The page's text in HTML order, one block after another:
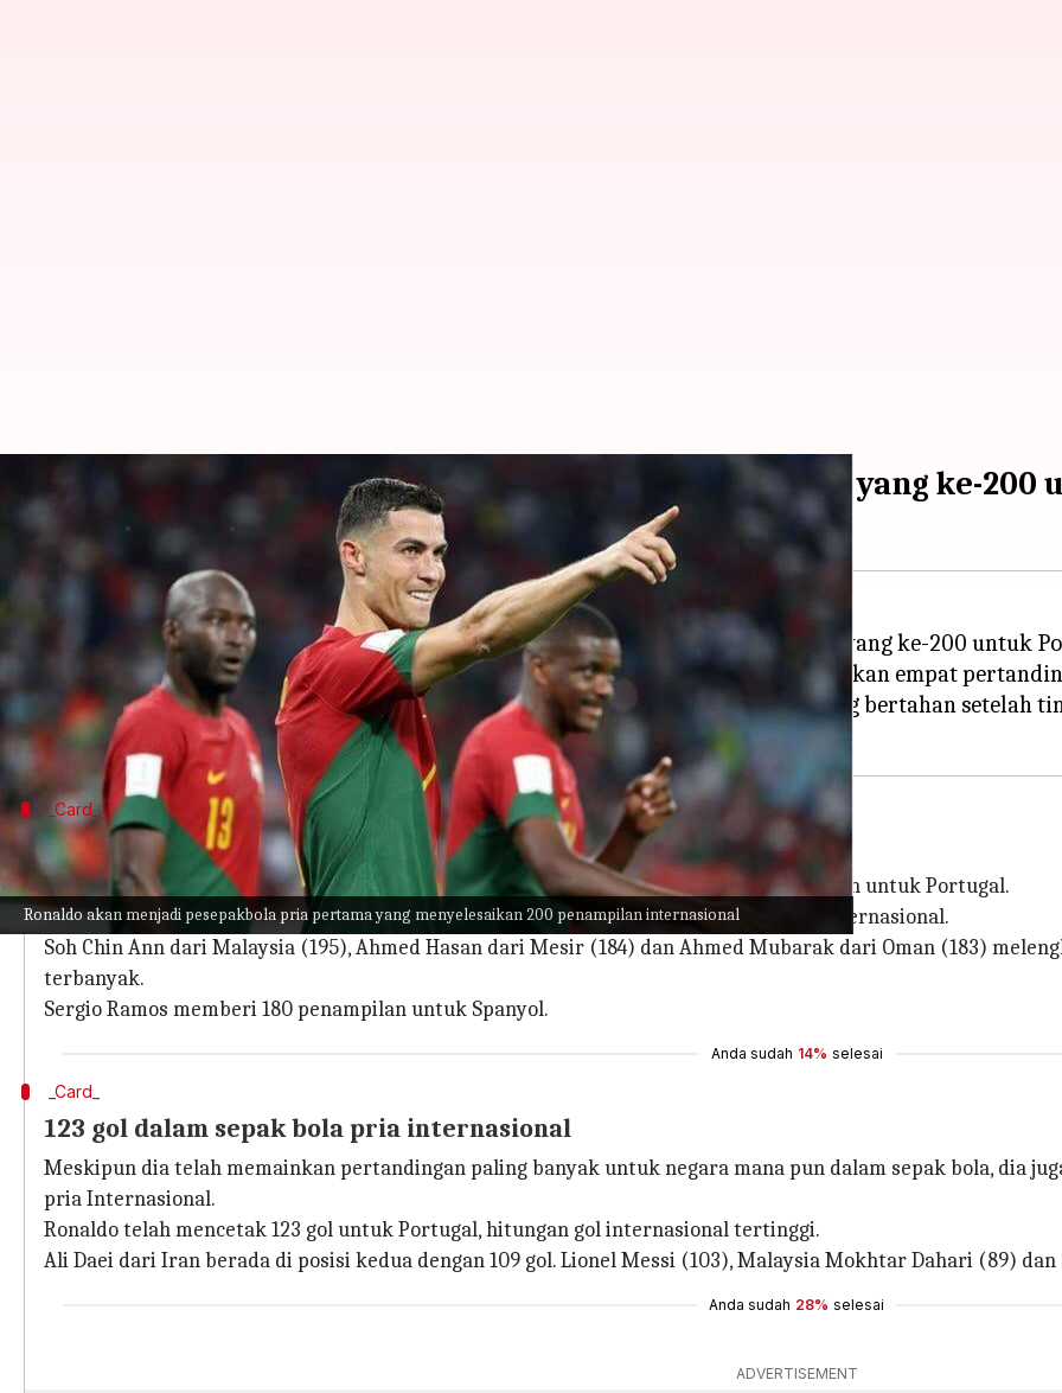
Ronaldo akan menjadi pesepakbola pria pertama yang menyelesaikan 200 penampilan internasional
Cristiano Ronaldo mencetak gol dalam penampilannya yang ke-
menulis Jun 21, 2023
Apa ceritanya
Pesepakbola hebat Cristiano Ronaldo tampil dalam penampilan internasionalnya yang ke-200 untuk
Ronaldo membantu Portugal menang di menit ke-91. Portugal kini telah memenangkan empat
Ronaldo dibantu oleh Gonçalo Inacio untuk gol kemenangan pertandingannya yang bertahan setelah
_Card_
200 penampilan di sepakbola internasional
Ronaldo adalah pesepakbola pria dengan penampilan terbanyak dengan 200 penampilan untuk Portugal.
Badar Al-Mutawa dari Kuwait adalah yang tertinggi kedua dengan 196 pertandingan internasional.
Soh Chin Ann dari Malaysia (195), Ahmed Hasan dari Mesir (184) dan Ahmed Mubarak dari Oman (183)
terbanyak.
Sergio Ramos memberi 180 penampilan untuk Spanyol.
Anda sudah 14% selesai
_Card_
123 gol dalam sepak bola pria internasional
Meskipun dia telah memainkan pertandingan paling banyak untuk negara mana pun dalam sepak bola, dia
pria Internasional.
Ronaldo telah mencetak 123 gol untuk Portugal, hitungan gol internasional tertinggi.
Ali Daei dari Iran berada di posisi kedua dengan 109 gol. Lionel Messi (103), Malaysia Mokhtar Dahari (89)
Anda sudah 28% selesai
ADVERTISEMENT